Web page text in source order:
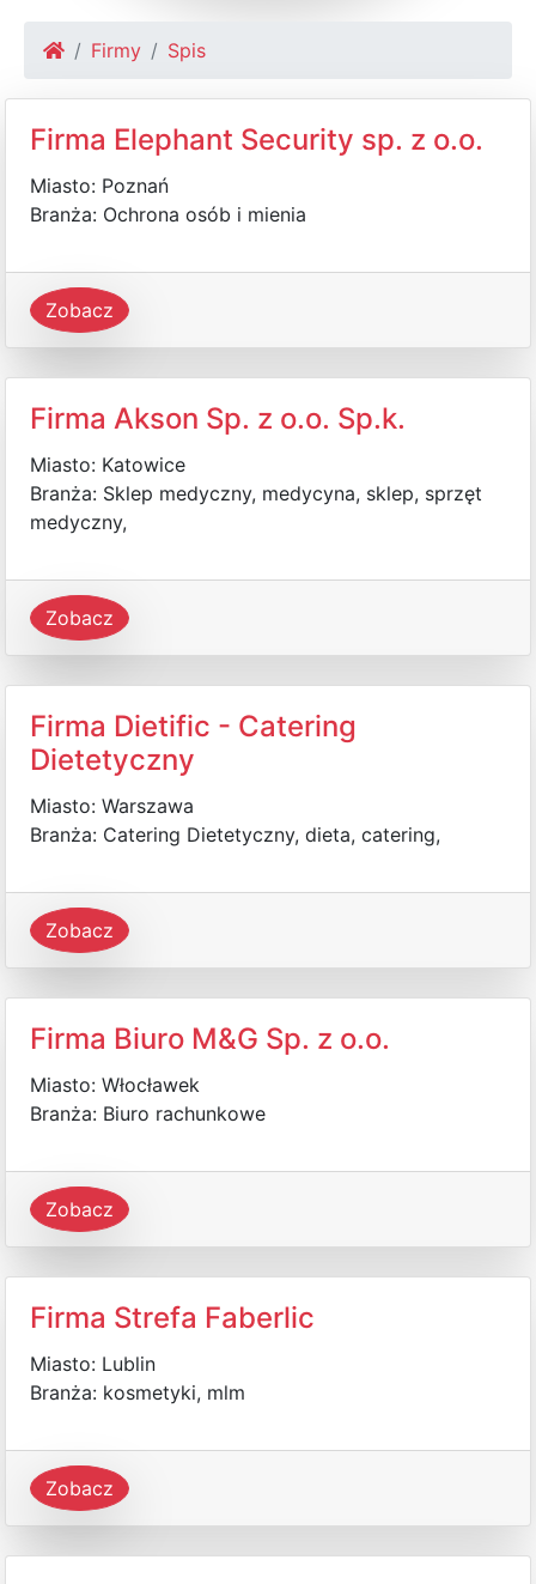
Firmy Spis
Firma Elephant Security sp. z o.o.
Miasto: Poznań
Branża: Ochrona osób i mienia
Zobacz
Firma Akson Sp. z o.o. Sp.k.
Miasto: Katowice
Branża: Sklep medyczny, medycyna, sklep, sprzęt
medyczny,
Zobacz
Firma Dietific - Catering
Dietetyczny
Miasto: Warszawa
Branża: Catering Dietetyczny, dieta, catering,
Zobacz
Firma Biuro M&G Sp. z o.o.
Miasto: Włocławek
Branża: Biuro rachunkowe
Zobacz
Firma Strefa Faberlic
Miasto: Lublin
Branża: kosmetyki, mlm
Zobacz